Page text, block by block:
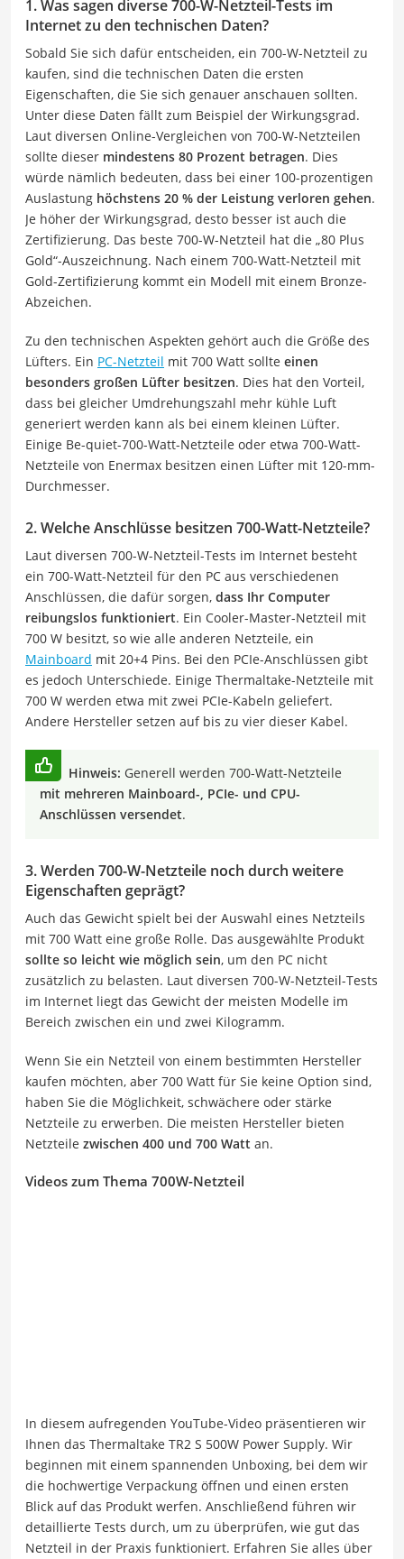
1. Was sagen diverse 700-W-Netzteil-Tests im
Internet zu den technischen Daten?
Sobald Sie sich dafür entscheiden, ein 700-W-Netzteil zu
kaufen, sind die technischen Daten die ersten
Eigenschaften, die Sie sich genauer anschauen sollten.
Unter diese Daten fällt zum Beispiel der Wirkungsgrad.
Laut diversen Online-Vergleichen von 700-W-Netzteilen
sollte dieser mindestens 80 Prozent betragen. Dies
würde nämlich bedeuten, dass bei einer 100-prozentigen
Auslastung höchstens 20 % der Leistung verloren gehen.
Je höher der Wirkungsgrad, desto besser ist auch die
Zertifizierung. Das beste 700-W-Netzteil hat die „80 Plus
Gold“-Auszeichnung. Nach einem 700-Watt-Netzteil mit
Gold-Zertifizierung kommt ein Modell mit einem Bronze-
Abzeichen.
Zu den technischen Aspekten gehört auch die Größe des
Lüfters. Ein PC-Netzteil mit 700 Watt sollte einen
besonders großen Lüfter besitzen. Dies hat den Vorteil,
dass bei gleicher Umdrehungszahl mehr kühle Luft
generiert werden kann als bei einem kleinen Lüfter.
Einige Be-quiet-700-Watt-Netzteile oder etwa 700-Watt-
Netzteile von Enermax besitzen einen Lüfter mit 120-mm-
Durchmesser.
2. Welche Anschlüsse besitzen 700-Watt-Netzteile?
Laut diversen 700-W-Netzteil-Tests im Internet besteht
ein 700-Watt-Netzteil für den PC aus verschiedenen
Anschlüssen, die dafür sorgen, dass Ihr Computer
reibungslos funktioniert. Ein Cooler-Master-Netzteil mit
700 W besitzt, so wie alle anderen Netzteile, ein
Mainboard mit 20+4 Pins. Bei den PCIe-Anschlüssen gibt
es jedoch Unterschiede. Einige Thermaltake-Netzteile mit
700 W werden etwa mit zwei PCIe-Kabeln geliefert.
Andere Hersteller setzen auf bis zu vier dieser Kabel.
Hinweis: Generell werden 700-Watt-Netzteile
mit mehreren Mainboard-, PCIe- und CPU-
Anschlüssen versendet.
3. Werden 700-W-Netzteile noch durch weitere
Eigenschaften geprägt?
Auch das Gewicht spielt bei der Auswahl eines Netzteils
mit 700 Watt eine große Rolle. Das ausgewählte Produkt
sollte so leicht wie möglich sein, um den PC nicht
zusätzlich zu belasten. Laut diversen 700-W-Netzteil-Tests
im Internet liegt das Gewicht der meisten Modelle im
Bereich zwischen ein und zwei Kilogramm.
Wenn Sie ein Netzteil von einem bestimmten Hersteller
kaufen möchten, aber 700 Watt für Sie keine Option sind,
haben Sie die Möglichkeit, schwächere oder stärke
Netzteile zu erwerben. Die meisten Hersteller bieten
Netzteile zwischen 400 und 700 Watt an.
Videos zum Thema 700W-Netzteil
In diesem aufregenden YouTube-Video präsentieren wir
Ihnen das Thermaltake TR2 S 500W Power Supply. Wir
beginnen mit einem spannenden Unboxing, bei dem wir
die hochwertige Verpackung öffnen und einen ersten
Blick auf das Produkt werfen. Anschließend führen wir
detaillierte Tests durch, um zu überprüfen, wie gut das
Netzteil in der Praxis funktioniert. Erfahren Sie alles über